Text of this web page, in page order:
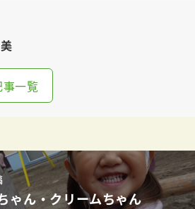
事一覧
ゃん・クリームちゃん